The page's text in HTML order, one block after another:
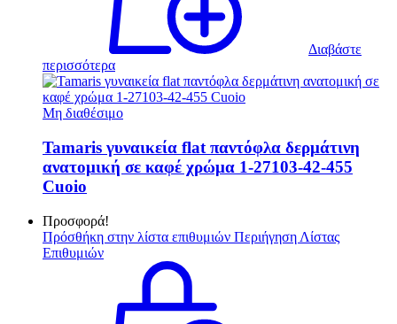
Διαβάστε
περισσότερα
Μη διαθέσιμο
Tamaris γυναικεία flat παντόφλα δερμάτινη
ανατομική σε καφέ χρώμα 1-27103-42-455
Cuoio
Προσφορά!
Πρόσθήκη στην λίστα επιθυμιών Περιήγηση Λίστας
Επιθυμιών